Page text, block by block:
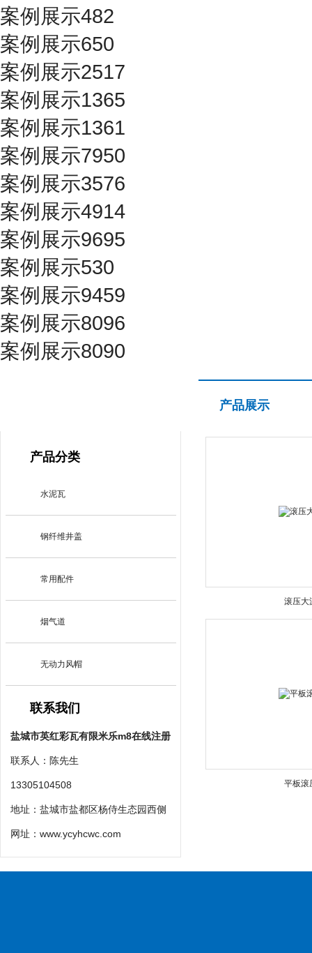
案例展示482
案例展示650
案例展示2517
案例展示1365
案例展示1361
案例展示7950
案例展示3576
案例展示4914
案例展示9695
案例展示530
案例展示9459
案例展示8096
案例展示8090
产品分类
水泥瓦
钢纤维井盖
常用配件
烟气道
无动力风帽
联系我们
盐城市英红彩瓦有限米乐m8在线注册
联系人：陈先生
13305104508
地址：盐城市盐都区杨侍生态园西侧
网址： www.ycyhcwc.com
产品展示
滚压大
平板滚